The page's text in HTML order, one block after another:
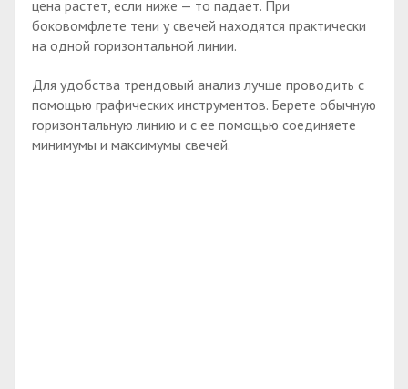
цена растет, если ниже — то падает. При
боковомфлете тени у свечей находятся практически
на одной горизонтальной линии.
Для удобства трендовый анализ лучше проводить с
помощью графических инструментов. Берете обычную
горизонтальную линию и с ее помощью соединяете
минимумы и максимумы свечей.